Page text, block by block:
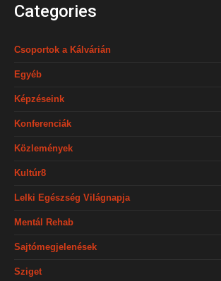
Categories
Csoportok a Kálvárián
Egyéb
Képzéseink
Konferenciák
Közlemények
Kultúr8
Lelki Egészség Világnapja
Mentál Rehab
Sajtómegjelenések
Sziget